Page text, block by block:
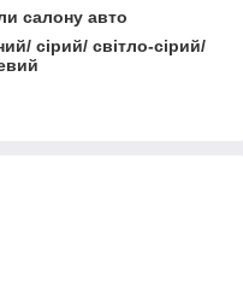
салону авто
сірий/ світло-сірий/